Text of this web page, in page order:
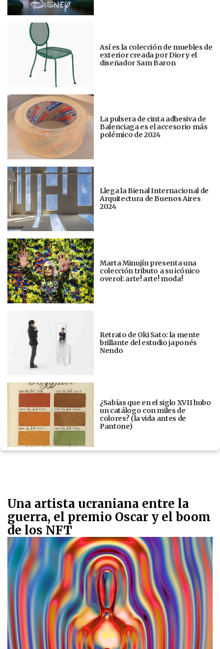
Así es la colección de muebles de
exterior creada por Dior y el
diseñador Sam Baron
La pulsera de cinta adhesiva de
Balenciaga es el accesorio más
polémico de 2024
Llega la Bienal Internacional de
Arquitectura de Buenos Aires
2024
Marta Minujín presenta una
colección tributo a su icónico
overol: arte! arte! moda!
Retrato de Oki Sato: la mente
brillante del estudio japonés
Nendo
¿Sabías que en el siglo XVII hubo
un catálogo con miles de
colores? (la vida antes de
Pantone)
Una artista ucraniana entre la
guerra, el premio Oscar y el boom
de los NFT